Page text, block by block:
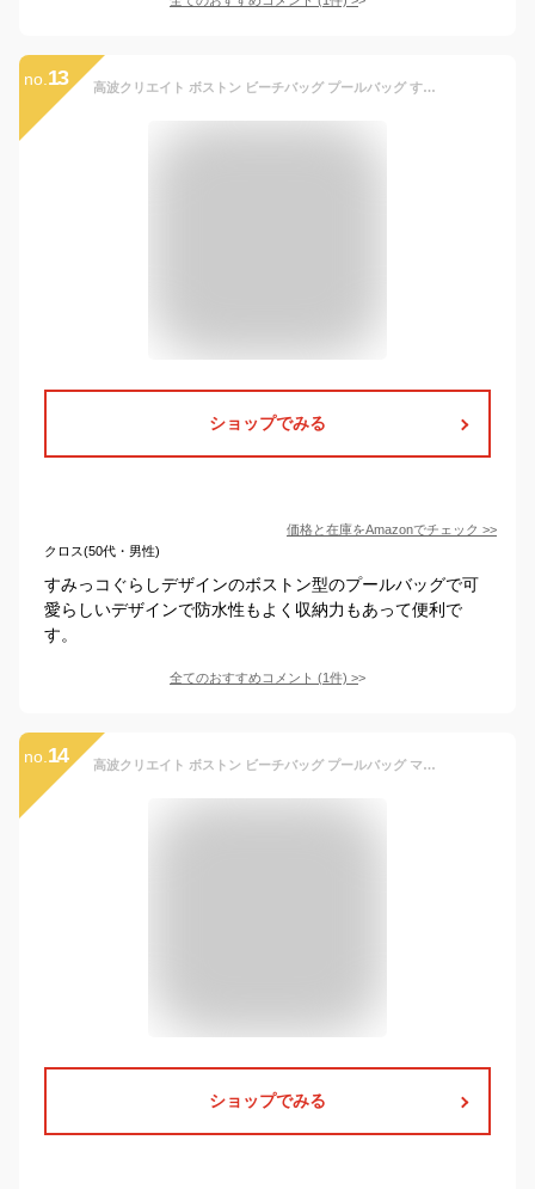
no. 13 高波クリエイト ボストン ビーチバッグ プールバッグ すみっコぐらし099751 製品サイズ:(約)h23×w32×d12cm
ショップでみる
価格と在庫をAmazonでチェック >>
クロス(50代・男性)
すみっコぐらしデザインのボストン型のプールバッグで可
愛らしいデザインで防水性もよく収納力もあって便利で
す。
全てのおすすめコメント (1件) >
no. 14 高波クリエイト ボストン ビーチバッグ プールバッグ マイメロディ 099126 製品サイズ:(約)H23×W32×D12cm
ショップでみる